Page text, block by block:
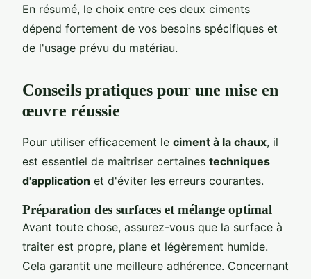
En résumé, le choix entre ces deux ciments
dépend fortement de vos besoins spécifiques et
de l'usage prévu du matériau.
Conseils pratiques pour une mise en
œuvre réussie
Pour utiliser efficacement le ciment à la chaux, il
est essentiel de maîtriser certaines techniques
d'application et d'éviter les erreurs courantes.
Préparation des surfaces et mélange optimal
Avant toute chose, assurez-vous que la surface à
traiter est propre, plane et légèrement humide.
Cela garantit une meilleure adhérence. Concernant